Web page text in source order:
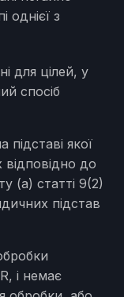
однієї з
для цілей, у
спосіб
підставі якої
відповідно до
(а) статті 9(2)
підстав
і немає